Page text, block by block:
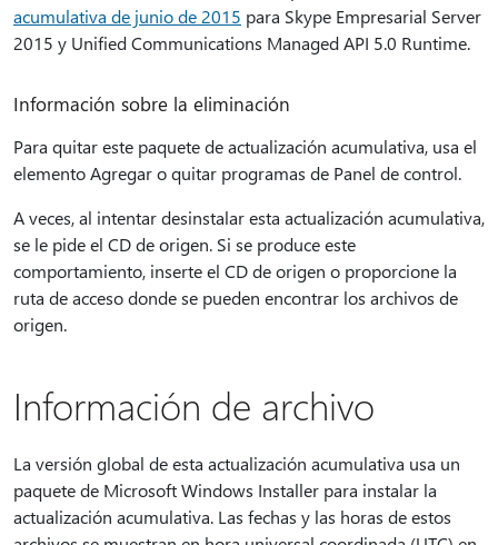
acumulativa de junio de 2015 para Skype Empresarial Server
2015 y Unified Communications Managed API 5.0 Runtime.
Información sobre la eliminación
Para quitar este paquete de actualización acumulativa, usa el
elemento Agregar o quitar programas de Panel de control.
A veces, al intentar desinstalar esta actualización acumulativa,
se le pide el CD de origen. Si se produce este
comportamiento, inserte el CD de origen o proporcione la
ruta de acceso donde se pueden encontrar los archivos de
origen.
Información de archivo
La versión global de esta actualización acumulativa usa un
paquete de Microsoft Windows Installer para instalar la
actualización acumulativa. Las fechas y las horas de estos